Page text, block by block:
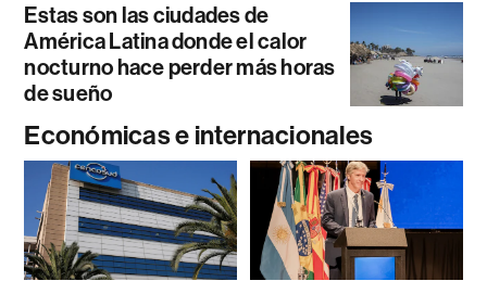
Estas son las ciudades de
América Latina donde el calor
nocturno hace perder más horas
de sueño
Económicas e internacionales